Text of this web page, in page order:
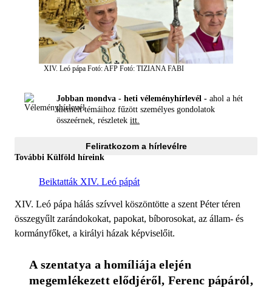
XIV. Leó pápa Fotó: AFP Fotó: TIZIANA FABI
Jobban mondva - heti véleményhírlevél - ahol a hét
kiemelt témáihoz fűzött személyes gondolatok
összeérnek, részletek itt.
Feliratkozom a hírlevélre
További Külföld híreink
Beiktatták XIV. Leó pápát
XIV. Leó pápa hálás szívvel köszöntötte a szent Péter téren
összegyűlt zarándokokat, papokat, bíborosokat, az állam- és
kormányfőket, a királyi házak képviselőit.
A szentatya a homíliája elején
megemlékezett elődjéről, Ferenc pápáról,